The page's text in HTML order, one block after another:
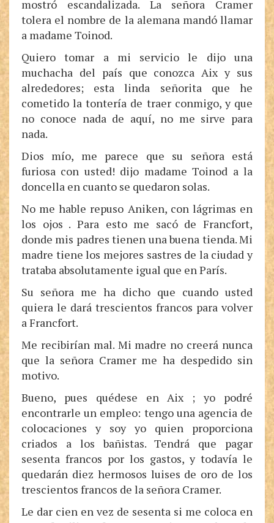
mostró escandalizada. La señora Cramer
tolera el nombre de la alemana mandó llamar
a madame Toinod.
Quiero tomar a mi servicio le dijo una
muchacha del país que conozca Aix y sus
alrededores; esta linda señorita que he
cometido la tontería de traer conmigo, y que
no conoce nada de aquí, no me sirve para
nada.
Dios mío, me parece que su señora está
furiosa con usted! dijo madame Toinod a la
doncella en cuanto se quedaron solas.
No me hable repuso Aniken, con lágrimas en
los ojos . Para esto me sacó de Francfort,
donde mis padres tienen una buena tienda. Mi
madre tiene los mejores sastres de la ciudad y
trataba absolutamente igual que en París.
Su señora me ha dicho que cuando usted
quiera le dará trescientos francos para volver
a Francfort.
Me recibirían mal. Mi madre no creerá nunca
que la señora Cramer me ha despedido sin
motivo.
Bueno, pues quédese en Aix ; yo podré
encontrarle un empleo: tengo una agencia de
colocaciones y soy yo quien proporciona
criados a los bañistas. Tendrá que pagar
sesenta francos por los gastos, y todavía le
quedarán diez hermosos luises de oro de los
trescientos francos de la señora Cramer.
Le dar cien en vez de sesenta si me coloca en